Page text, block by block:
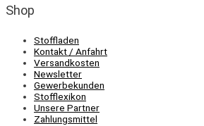
Shop
Stoffladen
Kontakt / Anfahrt
Versandkosten
Newsletter
Gewerbekunden
Stofflexikon
Unsere Partner
Zahlungsmittel